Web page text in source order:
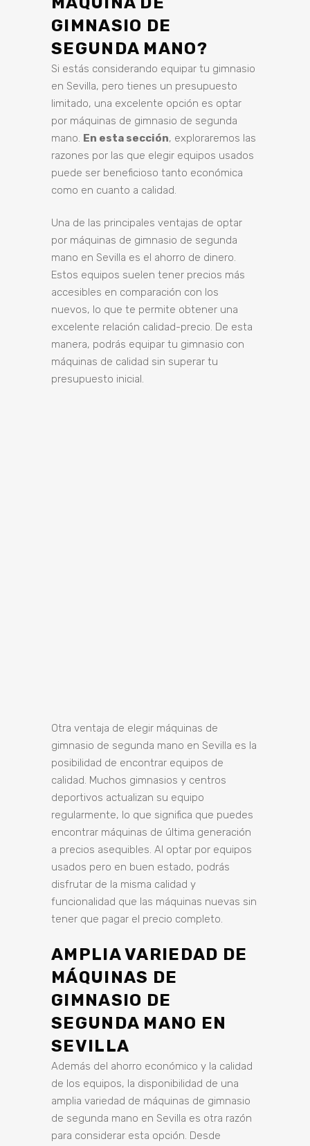
GIMNASIO DE
SEGUNDA MANO?
Si estás considerando equipar tu gimnasio
en Sevilla, pero tienes un presupuesto
limitado, una excelente opción es optar
por máquinas de gimnasio de segunda
mano. En esta sección, exploraremos las
razones por las que elegir equipos usados
puede ser beneficioso tanto económica
como en cuanto a calidad.
Una de las principales ventajas de optar
por máquinas de gimnasio de segunda
mano en Sevilla es el ahorro de dinero.
Estos equipos suelen tener precios más
accesibles en comparación con los
nuevos, lo que te permite obtener una
excelente relación calidad-precio. De esta
manera, podrás equipar tu gimnasio con
máquinas de calidad sin superar tu
presupuesto inicial.
Otra ventaja de elegir máquinas de
gimnasio de segunda mano en Sevilla es la
posibilidad de encontrar equipos de
calidad. Muchos gimnasios y centros
deportivos actualizan su equipo
regularmente, lo que significa que puedes
encontrar máquinas de última generación
a precios asequibles. Al optar por equipos
usados pero en buen estado, podrás
disfrutar de la misma calidad y
funcionalidad que las máquinas nuevas sin
tener que pagar el precio completo.
AMPLIA VARIEDAD DE
MÁQUINAS DE
GIMNASIO DE
SEGUNDA MANO EN
SEVILLA
Además del ahorro económico y la calidad
de los equipos, la disponibilidad de una
amplia variedad de máquinas de gimnasio
de segunda mano en Sevilla es otra razón
para considerar esta opción. Desde